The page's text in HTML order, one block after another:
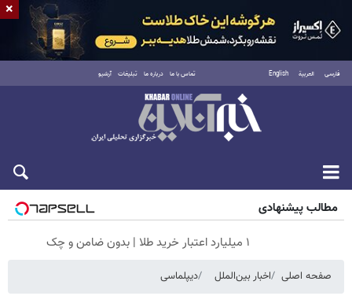
فارسی العربية English تماس با ما درباره ما تبلیغات آرشیو
جمعه ۱۶ مرداد ۱۴۰۵
مطالب پیشنهادی
۱ میلیارد اعتبار خرید طلا | بدون ضامن و چک
صفحه اصلی اخبار بین‌الملل دیپلماسی
×